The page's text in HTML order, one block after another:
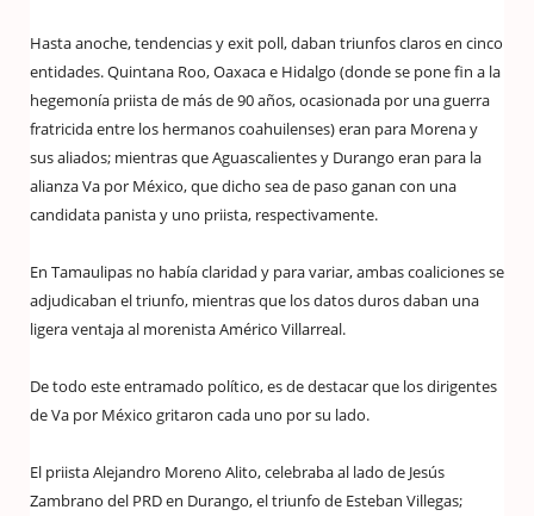
Hasta anoche, tendencias y exit poll, daban triunfos claros en cinco
entidades. Quintana Roo, Oaxaca e Hidalgo (donde se pone fin a la
hegemonía priista de más de 90 años, ocasionada por una guerra
fratricida entre los hermanos coahuilenses) eran para Morena y
sus aliados; mientras que Aguascalientes y Durango eran para la
alianza Va por México, que dicho sea de paso ganan con una
candidata panista y uno priista, respectivamente.
En Tamaulipas no había claridad y para variar, ambas coaliciones se
adjudicaban el triunfo, mientras que los datos duros daban una
ligera ventaja al morenista Américo Villarreal.
De todo este entramado político, es de destacar que los dirigentes
de Va por México gritaron cada uno por su lado.
El priista Alejandro Moreno Alito, celebraba al lado de Jesús
Zambrano del PRD en Durango, el triunfo de Esteban Villegas;